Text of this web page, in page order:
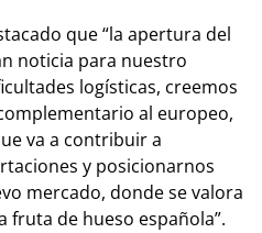
que “la apertura del
noticia para nuestro
logísticas, creemos
al europeo,
va a contribuir a
y posicionarnos
mercado, donde se valora
fruta de hueso española”.